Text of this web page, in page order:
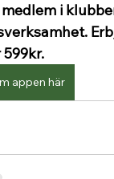
medlem i
appen här